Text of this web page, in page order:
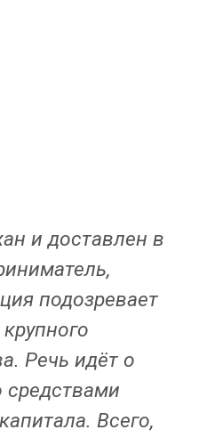
и доставлен в
подозревает
Речь идёт о
средствами
Всего,